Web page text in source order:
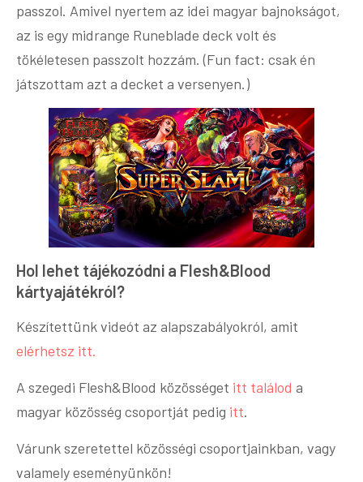
passzol. Amivel nyertem az idei magyar bajnokságot,
az is egy midrange Runeblade deck volt és
tökéletesen passzolt hozzám. (Fun fact: csak én
játszottam azt a decket a versenyen.)
Hol lehet tájékozódni a Flesh&Blood
kártyajátékról?
Készítettünk videót az alapszabályokról, amit
elérhetsz itt.
A szegedi Flesh&Blood közösséget itt találod a
magyar közösség csoportját pedig itt.
Várunk szeretettel közösségi csoportjainkban, vagy
valamely eseményünkön!